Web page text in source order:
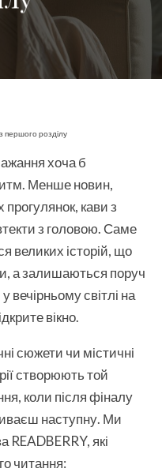
першого розділу
хоча б
Менше новин,
прогулянок, кави з
з головою. Саме
великих історій, що
а залишаються поруч
вечірньому світлі на
вікно.
сюжети чи містичні
створюють той
коли після фіналу
наступну. Ми
READBERRY, які
читання: